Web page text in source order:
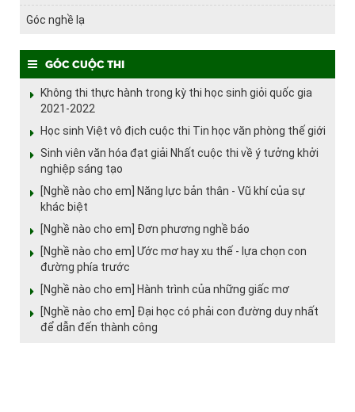
Góc nghề lạ
Góc cuộc thi
Không thi thực hành trong kỳ thi học sinh giỏi quốc gia
2021-2022
Học sinh Việt vô địch cuộc thi Tin học văn phòng thế giới
Sinh viên văn hóa đạt giải Nhất cuộc thi về ý tưởng khởi
nghiệp sáng tạo
[Nghề nào cho em] Năng lực bản thân - Vũ khí của sự
khác biệt
[Nghề nào cho em] Đơn phương nghề báo
[Nghề nào cho em] Ước mơ hay xu thế - lựa chọn con
đường phía trước
[Nghề nào cho em] Hành trình của những giấc mơ
[Nghề nào cho em] Đại học có phải con đường duy nhất
để dẫn đến thành công